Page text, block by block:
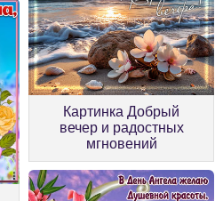
Картинка Добрый
вечер и радостных
мгновений